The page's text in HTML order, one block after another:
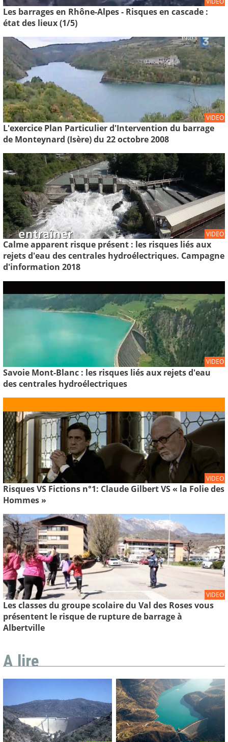
Les barrages en Rhône-Alpes - Risques en cascade :
état des lieux (1/5)
VIDEO
L'exercice Plan Particulier d'Intervention du barrage
de Monteynard (Isère) du 22 octobre 2008
VIDEO
Calme apparent risque présent : les risques liés aux
rejets d'eau des centrales hydroélectriques. Campagne
d'information 2018
VIDEO
Savoie Mont-Blanc : les risques liés aux rejets d'eau
des centrales hydroélectriques
VIDEO
Risques VS Fictions n°1: Claude Gilbert VS « la Folie des
Hommes »
VIDEO
Les classes du groupe scolaire du Val des Roses vous
présentent le risque de rupture de barrage à
Albertville
A lire